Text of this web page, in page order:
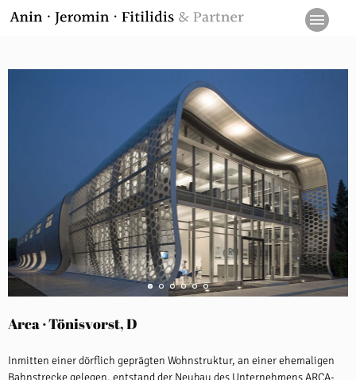
Arca · Tönisvorst, D
Inmitten einer dörflich geprägten Wohnstruktur, an einer ehemaligen
Bahnstrecke gelegen, entstand der Neubau des Unternehmens ARCA-